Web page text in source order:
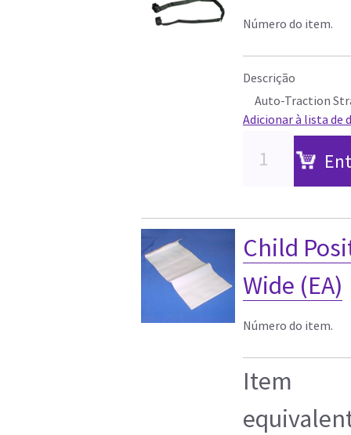
Número do item.
Descrição
Auto-Traction
Adicionar à lista de
Child
Wide (EA)
Número do item.
Item